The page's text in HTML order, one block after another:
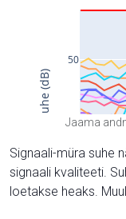
Jaama
Signaali-müra suhe
signaali kvaliteeti.
loetakse heaks.